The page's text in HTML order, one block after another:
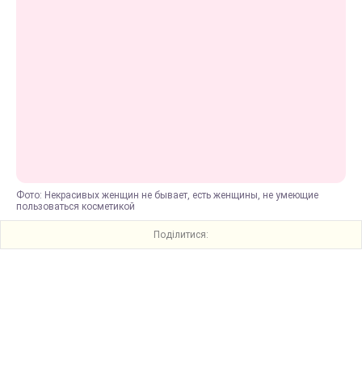
Фото: Некрасивых женщин не бывает, есть женщины, не умеющие
пользоваться косметикой
Поділитися: